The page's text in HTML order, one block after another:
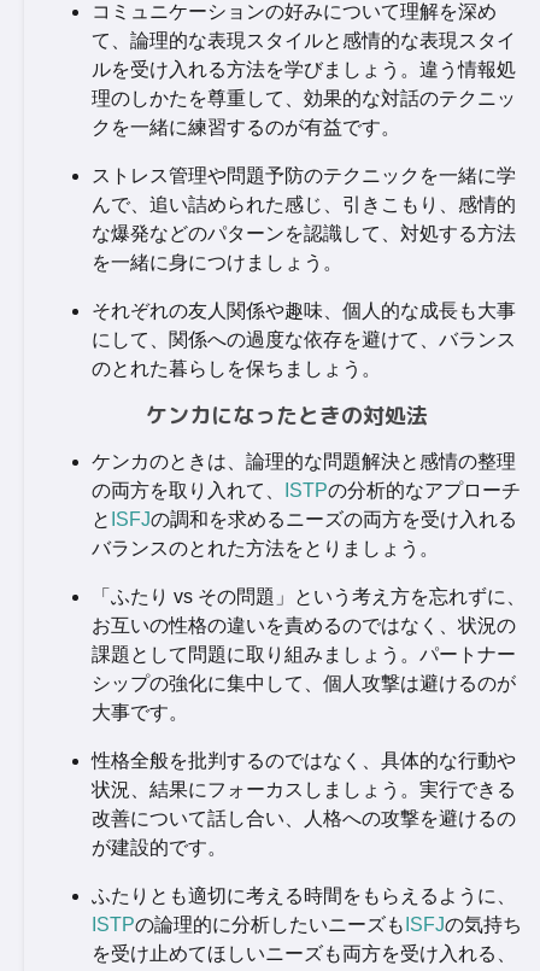
コミュニケーションの好みについて理解を深め
て、論理的な表現スタイルと感情的な表現スタイ
ルを受け入れる方法を学びましょう。違う情報処
理のしかたを尊重して、効果的な対話のテクニッ
クを一緒に練習するのが有益です。
ストレス管理や問題予防のテクニックを一緒に学
んで、追い詰められた感じ、引きこもり、感情的
な爆発などのパターンを認識して、対処する方法
を一緒に身につけましょう。
それぞれの友人関係や趣味、個人的な成長も大事
にして、関係への過度な依存を避けて、バランス
のとれた暮らしを保ちましょう。
ケンカになったときの対処法
ケンカのときは、論理的な問題解決と感情の整理
の両方を取り入れて、
ISTPの分析的なアプローチ
と ISFJの調和を求めるニーズの両方を受け入れる
バランスのとれた方法をとりましょう。
「ふたり vs その問題」という考え方を忘れずに、
お互いの性格の違いを責めるのではなく、状況の
課題として問題に取り組みましょう。パートナー
シップの強化に集中して、個人攻撃は避けるのが
大事です。
性格全般を批判するのではなく、具体的な行動や
状況、結果にフォーカスしましょう。実行できる
改善について話し合い、人格への攻撃を避けるの
が建設的です。
ふたりとも適切に考える時間をもらえるように、
ISTPの論理的に分析したいニーズも ISFJの気持ち
を受け止めてほしいニーズも両方を受け入れる、